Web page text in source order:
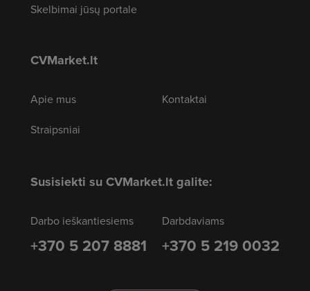
Skelbimai jūsų portale
CVMarket.lt
Apie mus
Straipsniai
Kontaktai
Susisiekti su CVMarket.lt galite:
Darbo ieškantiesiems
+370 5 207 8881
Darbdaviams
+370 5 219 0032